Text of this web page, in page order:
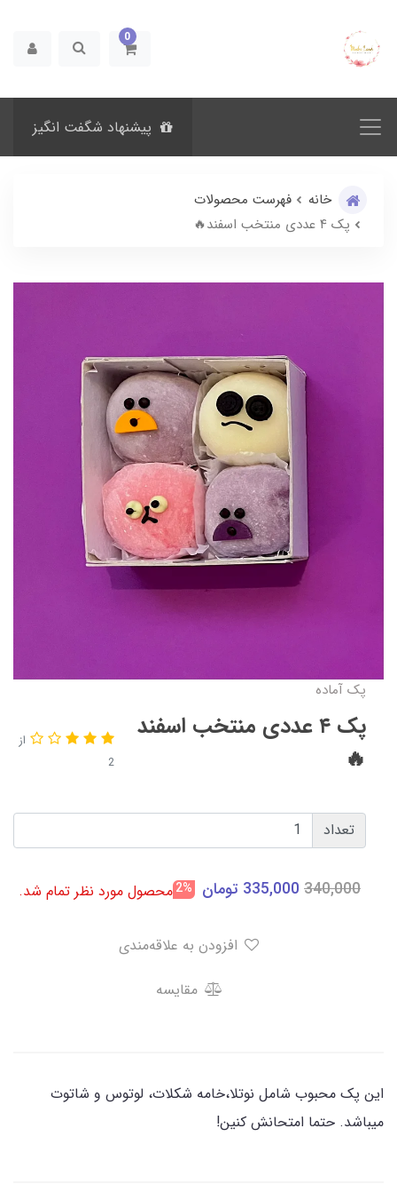
0
پیشنهاد شگفت انگیز
خانه
فهرست محصولات
پک ۴ عددی منتخب اسفند🔥
پک آماده
پک ۴ عددی منتخب اسفند
🔥
از
2
تعداد
340,000
335,000 تومان 2%محصول مورد نظر تمام شد.
مقایسه
این پک محبوب شامل نوتلا،خامه شکلات، لوتوس و شاتوت
میباشد. حتما امتحانش کنین!